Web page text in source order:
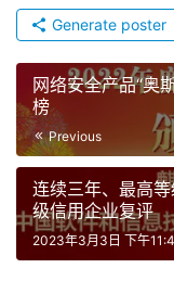
Generate poster
网络安全产品“奥
榜
Previous
连续三年、最高
级信用企业复评
2023年3月3日 下午